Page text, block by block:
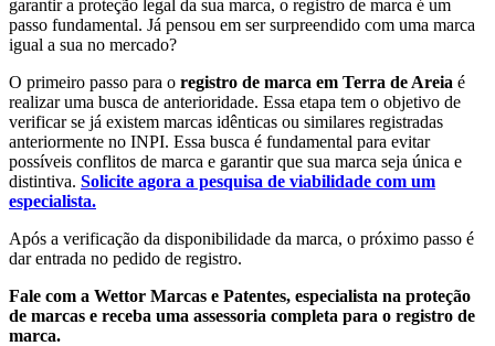
garantir a proteção legal da sua marca, o registro de marca é um
passo fundamental. Já pensou em ser surpreendido com uma marca
igual a sua no mercado?
O primeiro passo para o registro de marca em Terra de Areia é
realizar uma busca de anterioridade. Essa etapa tem o objetivo de
verificar se já existem marcas idênticas ou similares registradas
anteriormente no INPI. Essa busca é fundamental para evitar
possíveis conflitos de marca e garantir que sua marca seja única e
distintiva. Solicite agora a pesquisa de viabilidade com um
especialista.
Após a verificação da disponibilidade da marca, o próximo passo é
dar entrada no pedido de registro.
Fale com a Wettor Marcas e Patentes, especialista na proteção
de marcas e receba uma assessoria completa para o registro de
marca.